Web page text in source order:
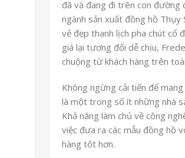
đã và đang đi trên con đường
ngành sản xuất đồng hồ
vẻ đẹp thanh lịch pha chút cổ
giá lại tương đối dễ chịu,
chuộng từ khách hàng trên
Không ngừng cải tiến để
là một trong số ít những nhà
Khả năng làm chủ về công
việc đưa ra các mẫu đồng hồ
hàng tốt hơn.